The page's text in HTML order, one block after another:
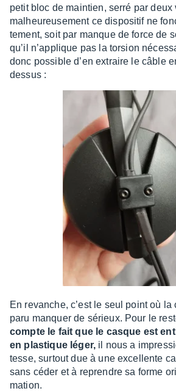
petit bloc de main­tien, serré par deux
malheu­reu­se­ment ce dispo­si­tif ne
te­ment, soit par manque de force de
qu’il n’ap­plique pas la torsion
donc possible d’en extraire le câble
dessus :
En revanche, c’est le seul point où
paru manquer de sérieux. Pour le
compte le fait que le casque est
en plas­tique léger, il nous a
tesse, surtout due à une excel­lente
sans céder et à reprendre sa forme
ma­tion.